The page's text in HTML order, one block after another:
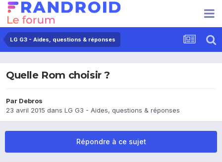
LG G3 - Aides, questions & réponses
Quelle Rom choisir ?
Par Debros
23 avril 2015 dans LG G3 - Aides, questions & réponses
Répondre à ce sujet